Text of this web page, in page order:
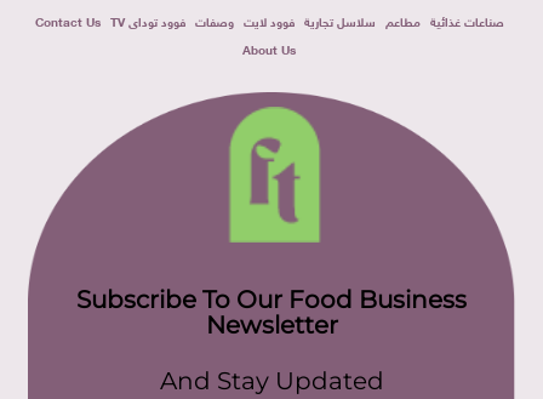
صناعات غذائية مطاعم سلاسل تجارية فوود لايت وصفات فوود توداى TV
Contact Us
About Us
Subscribe To Our Food Business
Newsletter
And Stay Updated